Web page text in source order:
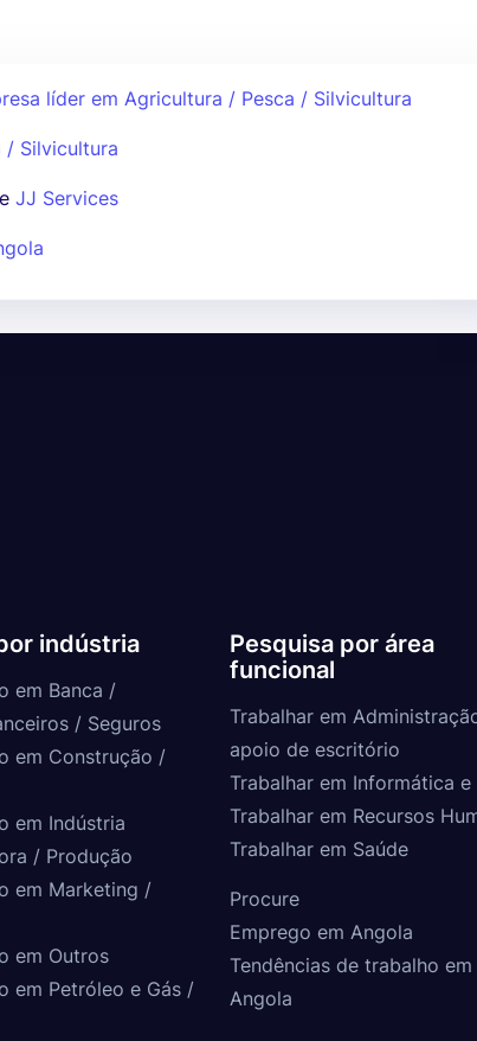
líder em Agricultura / Pesca / Silvicultura
/ Silvicultura
JJ Services
indústria
em Banca /
/ Seguros
em Construção /
em Indústria
/ Produção
em Marketing /
em Outros
em Petróleo e Gás /
Pesquisa por área
funcional
Trabalhar em
apoio de escritório
Trabalhar em Informática e
Trabalhar em Recursos
Trabalhar em Saúde
Procure
Emprego em Angola
Tendências de trabalho em
Angola